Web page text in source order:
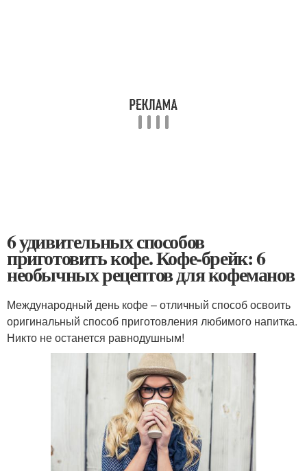
6 удивительных способов
приготовить кофе. Кофе-брейк: 6
необычных рецептов для кофеманов
Международный день кофе – отличный способ освоить
оригинальный способ приготовления любимого напитка.
Никто не останется равнодушным!